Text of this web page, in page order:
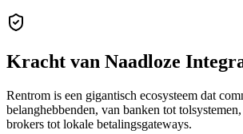
Kracht van Naadloze
Rentrom is een gigantisch ecosysteem dat
belanghebbenden, van banken tot
brokers tot lokale betalingsgateways.